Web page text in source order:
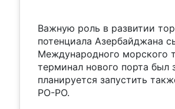
Важную роль в развитии
потенциала Азербайджана
Международного морского
терминал нового порта
планируется запустить
РО-РО.